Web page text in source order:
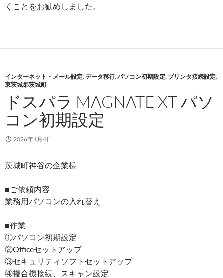
くことをお勧めしました。
インターネット・メール設定,データ移行,パソコン初期設定, プリンタ接続設定,
東茨城郡茨城町
ドスパラ MAGNATE XT パソ
コン初期設定
2026年1月4日
茨城町神谷の企業様
■ご依頼内容
業務用パソコンの入れ替え
■作業
①パソコン初期設定
②Officeセットアップ
③セキュリティソフトセットアップ
④複合機接続、スキャン設定